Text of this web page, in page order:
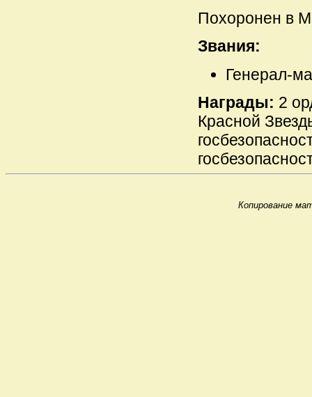
Похоронен в
Звания:
Генерал-
Награды: 2
Красной
Копирование